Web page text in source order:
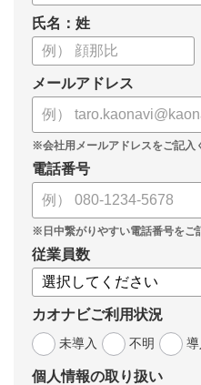
氏名：姓
メールアドレス
電話番号
従業員数
カオナビご利用状況
未導入
不明
個人情報の取り扱い